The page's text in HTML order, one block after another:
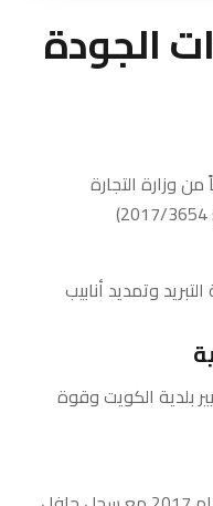
الجودة
منوزارة التجارة
وتمديد أنابيب
بلدية الكويت وقوة